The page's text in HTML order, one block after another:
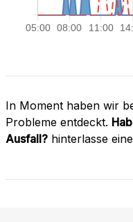
In Moment haben wir
Probleme entdeckt.
Ausfall? hinterlasse